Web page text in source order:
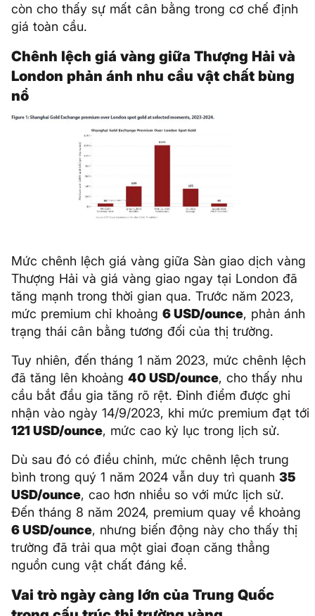
còn cho thấy sự mất cân bằng trong cơ chế định
giá toàn cầu.
Chênh lệch giá vàng giữa Thượng Hải và
London phản ánh nhu cầu vật chất bùng
nổ
Mức chênh lệch giá vàng giữa Sàn giao dịch vàng
Thượng Hải và giá vàng giao ngay tại London đã
tăng mạnh trong thời gian qua. Trước năm 2023,
mức premium chỉ khoảng 6 USD/ounce, phản ánh
trạng thái cân bằng tương đối của thị trường.
Tuy nhiên, đến tháng 1 năm 2023, mức chênh lệch
đã tăng lên khoảng 40 USD/ounce, cho thấy nhu
cầu bắt đầu gia tăng rõ rệt. Đỉnh điểm được ghi
nhận vào ngày 14/9/2023, khi mức premium đạt tới
121 USD/ounce, mức cao kỷ lục trong lịch sử.
Dù sau đó có điều chỉnh, mức chênh lệch trung
bình trong quý 1 năm 2024 vẫn duy trì quanh 35
USD/ounce, cao hơn nhiều so với mức lịch sử.
Đến tháng 8 năm 2024, premium quay về khoảng
6 USD/ounce, nhưng biến động này cho thấy thị
trường đã trải qua một giai đoạn căng thẳng
nguồn cung vật chất đáng kể.
Vai trò ngày càng lớn của Trung Quốc